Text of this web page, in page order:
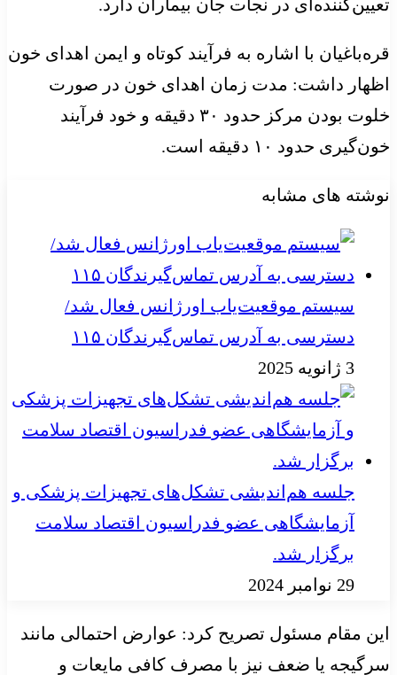
تعیین‌کننده‌ای در نجات جان بیماران دارد.
قره‌باغیان با اشاره به فرآیند کوتاه و ایمن اهدای خون
اظهار داشت: مدت زمان اهدای خون در صورت
خلوت بودن مرکز حدود ۳۰ دقیقه و خود فرآیند
خون‌گیری حدود ۱۰ دقیقه است.
نوشته های مشابه
سیستم موقعیت‌یاب اورژانس فعال شد/
دسترسی به آدرس تماس‌گیرندگان ۱۱۵
3 ژانویه 2025
جلسه هم‌اندیشی تشکل‌های تجهیزات پزشکی و
آزمایشگاهی عضو فدراسیون اقتصاد سلامت
برگزار شد.
29 نوامبر 2024
این مقام مسئول تصریح کرد: عوارض احتمالی مانند
سرگیجه یا ضعف نیز با مصرف کافی مایعات و